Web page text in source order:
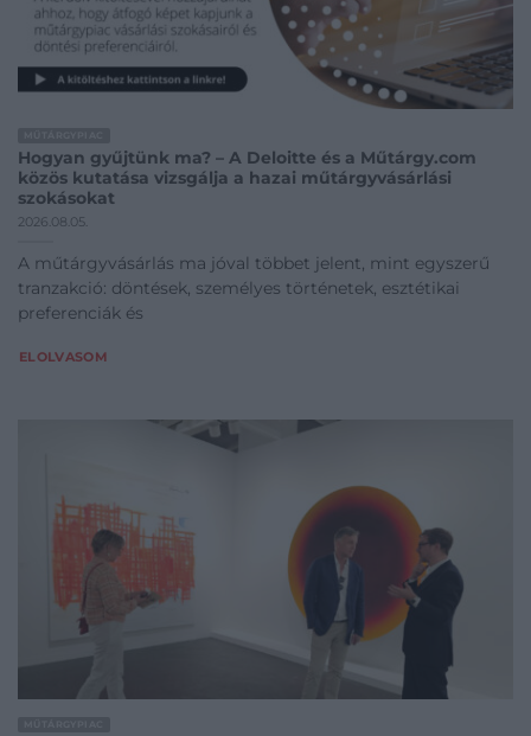
Hogyan gyűjtünk ma? – A Deloitte és a Műtárgy.com
közös kutatása vizsgálja a hazai műtárgyvásárlási
szokásokat
2026.08.05.
A műtárgyvásárlás ma jóval többet jelent, mint egyszerű
tranzakció: döntések, személyes történetek, esztétikai
preferenciák és
ELOLVASOM